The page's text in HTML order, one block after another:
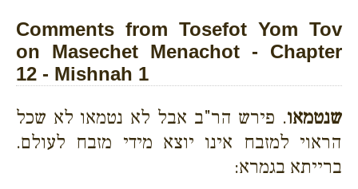
Comments from Tosefot Yom Tov
on Masechet Menachot - Chapter
12 - Mishnah 1
שנטמאו. פירש הר"ב אבל לא נטמאו לא שכל
הראוי למזבח אינו יוצא מידי מזבח לעולם.
ברייתא בגמרא: